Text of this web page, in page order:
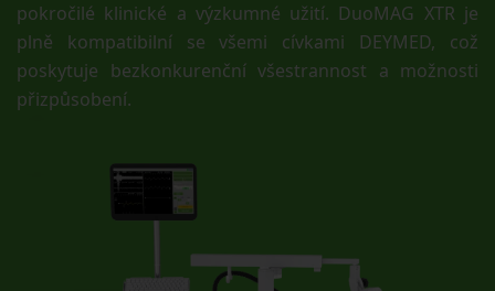
pokročilé klinické a výzkumné užití. DuoMAG XTR je
plně kompatibilní se všemi cívkami DEYMED, což
poskytuje bezkonkurenční všestrannost a možnosti
přizpůsobení.